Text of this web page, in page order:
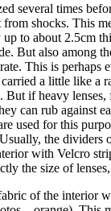
several times
from shocks. This
to about 2.5cm
But also among
This is perhaps
a little like a
But if heavy lenses,
can rub against
used for this
the dividers
with Velcro
the size of
of the interior